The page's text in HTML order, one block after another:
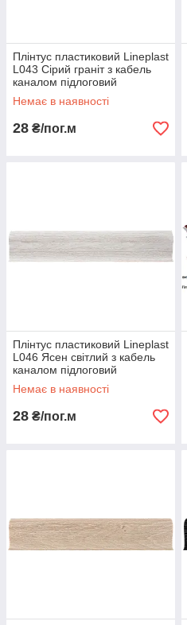
Плінтус пластиковий Lineplast
L043 Сірий граніт з кабель
каналом підлоговий
пластиковий плінтус
Немає в наявності
28 ₴/пог.м
Плінтус пластиковий Lineplast
L046 Ясен світлий з кабель
каналом підлоговий
пластиковий плінтус
Немає в наявності
28 ₴/пог.м